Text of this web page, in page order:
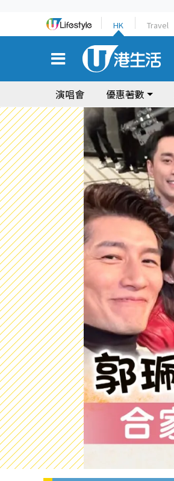
HK Travel
演唱會 優惠著數